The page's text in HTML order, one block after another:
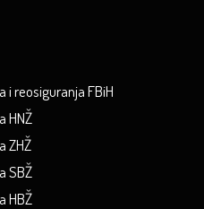
i reosiguranja FBiH
HNŽ
ZHŽ
SBŽ
HBŽ